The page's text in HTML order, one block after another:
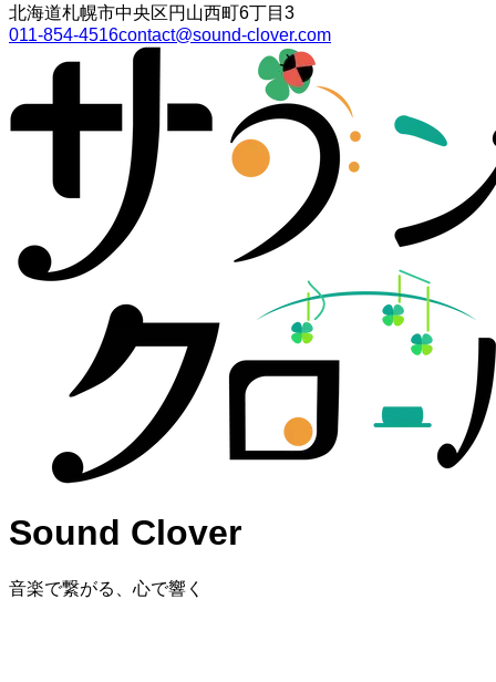
北海道札幌市中央区円山西町6丁目3
011-854-4516contact@sound-clover.com
Sound Clover
音楽で繋がる、心で響く